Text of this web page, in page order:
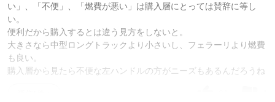
い」、「不便」、「燃費が悪い」は購入層にとっては賛辞に等し
い。
便利だから購入するとは違う見方をしないと。
大きさなら中型ロングトラックより小さいし、フェラーリより燃費
も良い。
購入層から見たら不便な左ハンドルの方がニーズもあるんだろうね